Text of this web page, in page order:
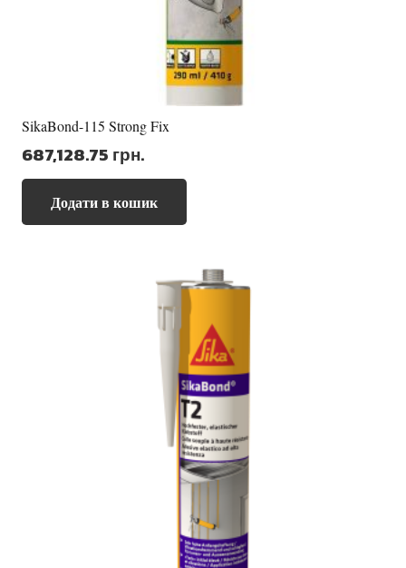
SikaBond-115 Strong Fix
687,128.75 грн.
Додати в кошик